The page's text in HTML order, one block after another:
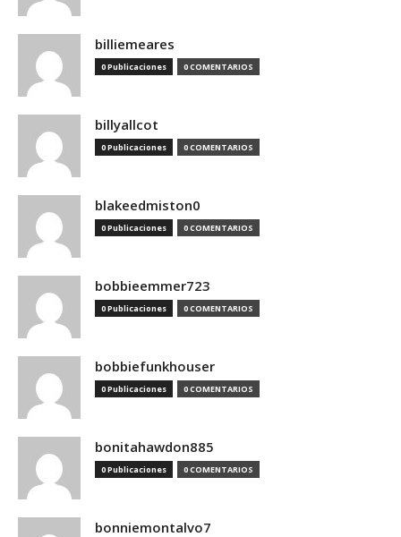
billiemeares
0 Publicaciones 0 COMENTARIOS
billyallcot
0 Publicaciones 0 COMENTARIOS
blakeedmiston0
0 Publicaciones 0 COMENTARIOS
bobbieemmer723
0 Publicaciones 0 COMENTARIOS
bobbiefunkhouser
0 Publicaciones 0 COMENTARIOS
bonitahawdon885
0 Publicaciones 0 COMENTARIOS
bonniemontalvo7